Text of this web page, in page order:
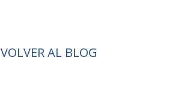
VOLVER AL BLOG